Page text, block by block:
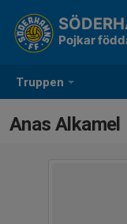
Truppen
Pojkar
Anas Alkamel